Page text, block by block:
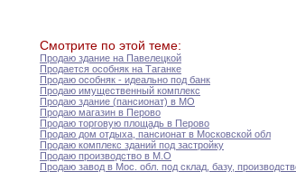
Смотрите по этой теме:
Продаю здание на Павелецкой
Продается особняк на Таганке
Продаю особняк - идеально под банк
Продаю имущественный комплекс
Продаю здание (пансионат) в МО
Продаю магазин в Перово
Продаю торговую площадь в Перово
Продаю дом отдыха пансионат в Московской обл
Продаю комплекс зданий под застройку
Продаю производство в М О
Продаю завод в Мос обл под склад базу,